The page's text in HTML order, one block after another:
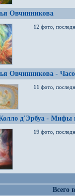
Овчинникова
12 фото,
Овчинникова -
11 фото,
д'Эрбуа - Мифы
19 фото,
Всего